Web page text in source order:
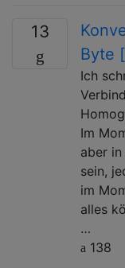
13
Byte
Ich
Im
aber
sein,
im
alles
…
138